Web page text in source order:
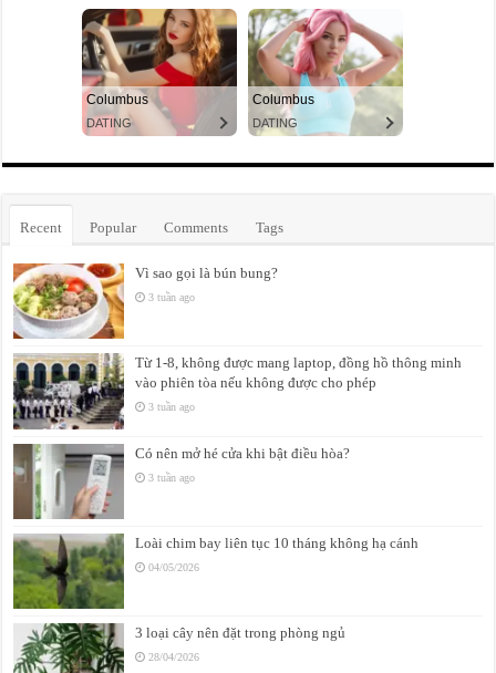
Recent Popular Comments Tags
Vì sao gọi là bún bung?
3 tuần ago
Từ 1-8, không được mang laptop, đồng hồ thông minh
vào phiên tòa nếu không được cho phép
3 tuần ago
Có nên mở hé cửa khi bật điều hòa?
3 tuần ago
Loài chim bay liên tục 10 tháng không hạ cánh
04/05/2026
3 loại cây nên đặt trong phòng ngủ
28/04/2026